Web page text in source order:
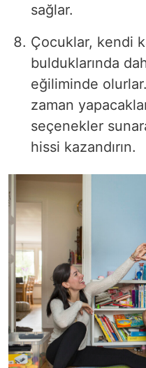
sağlar.
Çocuklar, kendi
bulduklarında
eğiliminde
zaman
seçenekler
hissi kazandırın.